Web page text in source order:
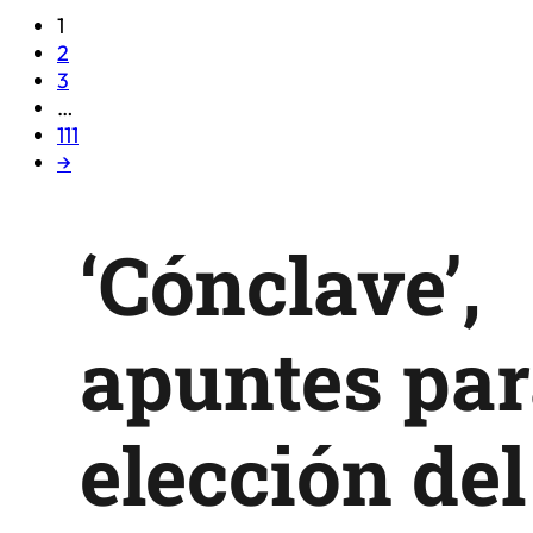
1
2
3
…
111
→
‘Cónclave’,
apuntes
elección del